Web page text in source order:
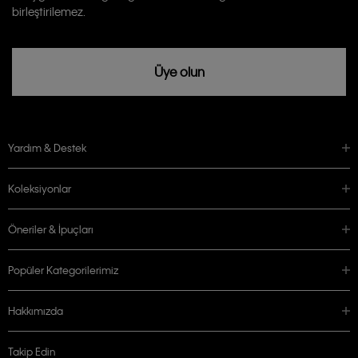
birleştirilemez.
Üye olun
Yardım & Destek
Koleksiyonlar
Öneriler & İpuçları
Popüler Kategorilerimiz
Hakkımızda
Takip Edin